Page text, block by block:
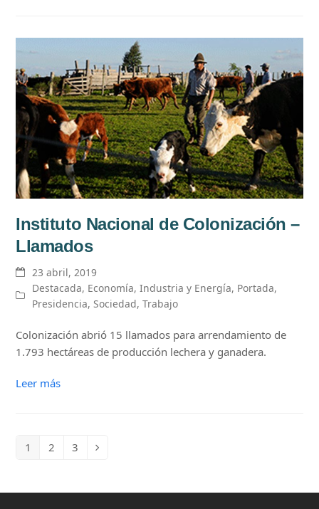
Instituto Nacional de Colonización –
Llamados
23 abril, 2019
Destacada, Economía,Industria y Energía, Portada,
Presidencia,Sociedad,Trabajo
Colonización abrió 15 llamados para arrendamiento de
1.793 hectáreas de producción lechera y ganadera.
Leer más
Page
1 Page
2 Page
3 Siguiente